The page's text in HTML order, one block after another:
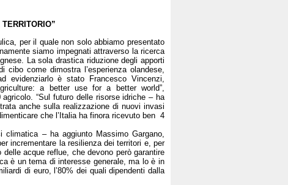
per il quale non solo abbiamo presentato
siamo impegnati attraverso la ricerca
La sola drastica riduzione degli apporti
cibo come dimostra l’esperienza olandese,
evidenziarlo è stato Francesco Vincenzi,
a better use for a better world”,
“Sul futuro delle risorse idriche – ha
anche sulla realizzazione di nuovi invasi
che l’Italia ha finora ricevuto ben 4
– ha aggiunto Massimo Gargano,
incrementare la resilienza dei territori e, per
acque reflue, che devono però garantire
è un tema di interesse generale, ma lo è in
di euro, l’80% dei quali dipendenti dalla